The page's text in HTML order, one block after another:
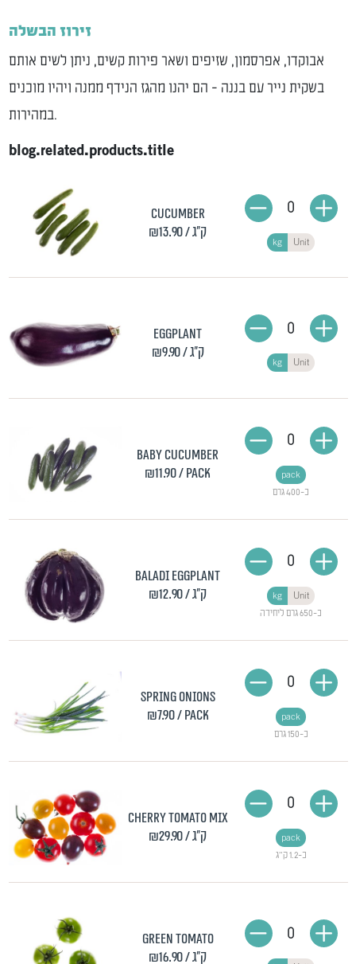
זירוז הבשלה
אבוקדו, אפרסמון, שזיפים ושאר פירות קשים, ניתן לשים אותם
בשקית נייר עם בננה - הם יהנו מהגז הנידף ממנה ויהיו מוכנים
במהירות.
blog.related.products.title
Cucumber
₪13.90 / ק"ג
kg Unit
0
Eggplant
₪9.90 / ק"ג
kg Unit
0
Baby cucumber
₪11.90/ pack
כ-400 גרם
pack
0
Baladi eggplant
₪12.90 / ק"ג
כ-650 גרם ליחידה
kg Unit
0
Spring onions
₪7.90/ pack
כ-150 גרם
pack
0
Cherry tomato mix
₪29.90 / ק"ג
כ-1.2 ק"ג
pack
0
Green tomato
₪16.90 / ק"ג
0